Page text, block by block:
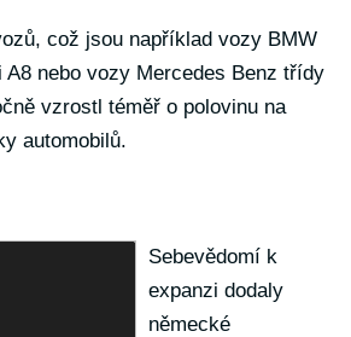
což jsou například vozy BMW
A8 nebo vozy Mercedes Benz třídy
vzrostl téměř o polovinu na
automobilů.
Sebevědomí k
expanzi dodaly
německé